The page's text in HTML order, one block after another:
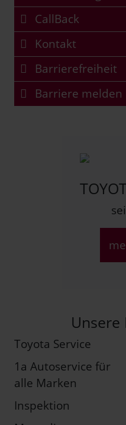
CallBack
Kontakt
Barrierefreiheit
Barriere melden
Unsere
Toyota Service
1a Autoservice für
alle Marken
Inspektion